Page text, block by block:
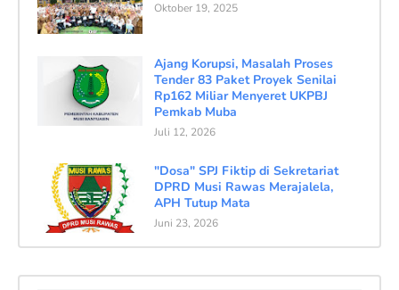
Oktober 19, 2025
Ajang Korupsi, Masalah Proses
Tender 83 Paket Proyek Senilai
Rp162 Miliar Menyeret UKPBJ
Pemkab Muba
Juli 12, 2026
"Dosa" SPJ Fiktip di Sekretariat
DPRD Musi Rawas Merajalela,
APH Tutup Mata
Juni 23, 2026